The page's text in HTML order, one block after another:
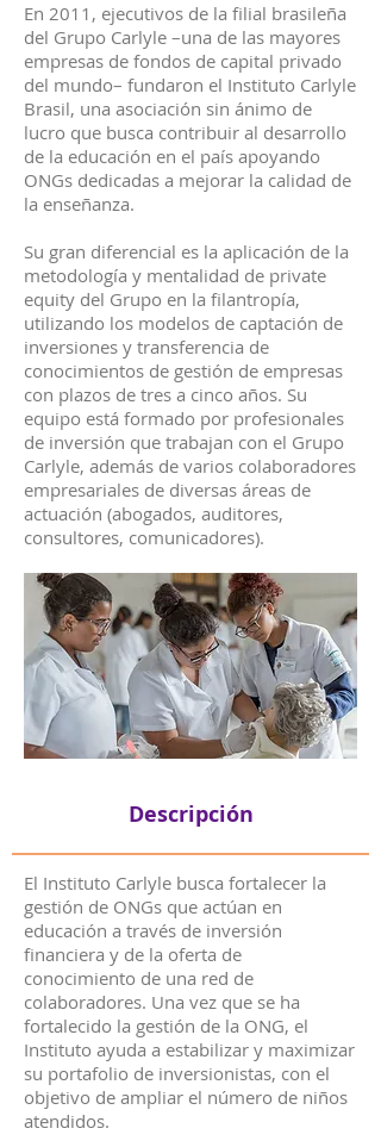
En 2011, ejecutivos de la filial brasileña
del Grupo Carlyle –una de las mayores
empresas de fondos de capital privado
del mundo– fundaron el Instituto Carlyle
Brasil, una asociación sin ánimo de
lucro que busca contribuir al desarrollo
de la educación en el país apoyando
ONGs dedicadas a mejorar la calidad de
la enseñanza.
Su gran diferencial es la aplicación de la
metodología y mentalidad de private
equity del Grupo en la filantropía,
utilizando los modelos de captación de
inversiones y transferencia de
conocimientos de gestión de empresas
con plazos de tres a cinco años. Su
equipo está formado por profesionales
de inversión que trabajan con el Grupo
Carlyle, además de varios colaboradores
empresariales de diversas áreas de
actuación (abogados, auditores,
consultores, comunicadores).
Descripción
El Instituto Carlyle busca fortalecer la
gestión de ONGs que actúan en
educación a través de inversión
financiera y de la oferta de
conocimiento de una red de
colaboradores. Una vez que se ha
fortalecido la gestión de la ONG, el
Instituto ayuda a estabilizar y maximizar
su portafolio de inversionistas, con el
objetivo de ampliar el número de niños
atendidos.